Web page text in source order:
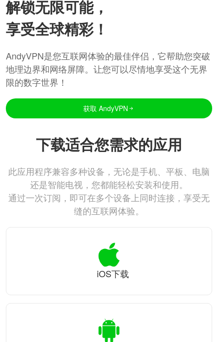
解锁无限可能，
享受全球精彩！
AndyVPN是您互联网体验的最佳伴侣，它帮助您突破
地理边界和网络屏障。让您可以尽情地享受这个无界
限的数字世界！
获取 AndyVPN
下载适合您需求的应用
此应用程序兼容多种设备，无论是手机、平板、电脑
还是智能电视，您都能轻松安装和使用。
通过一次订阅，即可在多个设备上同时连接，享受无
缝的互联网体验。
iOS下载